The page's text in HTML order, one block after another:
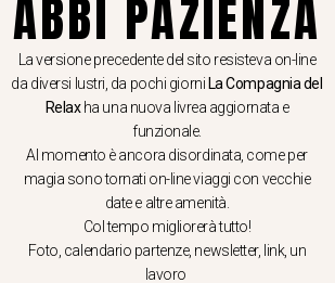
al canale Whatsapp
aggiornato su viaggi, eventi
e notizie!
CLICCA QUI
ABBI PAZIENZA
La versione precedente del sito resisteva on-line
da diversi lustri, da pochi giorni La Compagnia del
Relaxha una nuova livrea aggiornata e
funzionale.
Al momento è ancora disordinata, come per
magia sono tornati on-line viaggi con vecchie
date e altre amenità.
Col tempo migliorerà tutto!
Foto, calendario partenze, newsletter, link, un
lavoro